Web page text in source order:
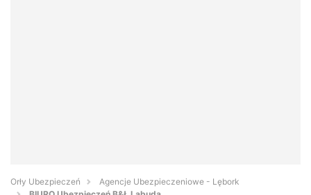
Orły Ubezpieczeń
Agencje Ubezpieczeniowe - Lębork